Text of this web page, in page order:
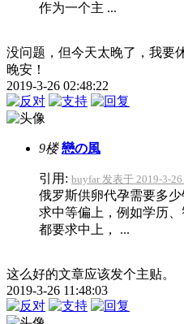
作为一个主 ...
没问题，但今天太晚了，我要
晚安！
2019-3-26 02:48:22
9楼 戀の風
引用: buyfar 发表于 2019-3-
俄罗斯供卵代孕需要多
求中等偏上，例如学历
都要求中上， ...
这么好的文章应该发个主贴。
2019-3-26 11:48:03